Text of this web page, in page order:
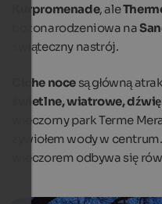
Kurpromenade, ale
bożonarodzeniowa na
świąteczny nastrój.
Ciche noce są główną
świetlne, wiatrowe,
wieczorny park Terme
żywiołem wody w
wieczorem odbywa się